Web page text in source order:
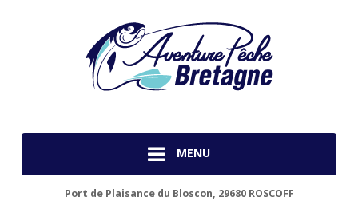
MENU
Port de Plaisance du Bloscon, 29680 ROSCOFF